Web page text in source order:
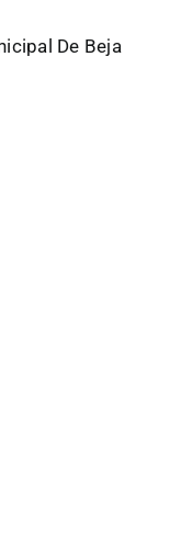
De Beja